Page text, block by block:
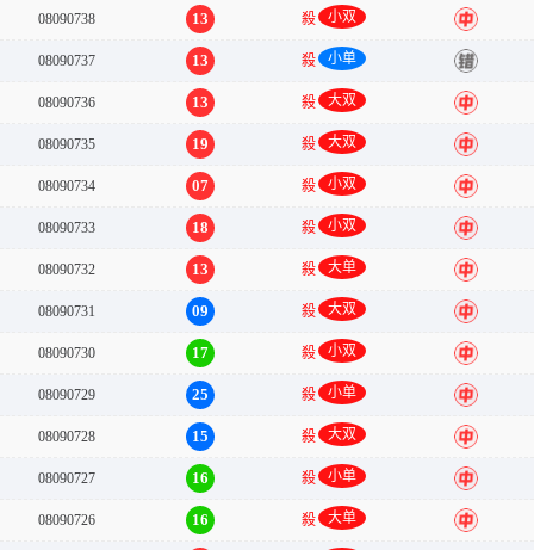
08090738 13 殺 小双 中
08090737 13 殺 小单 错
08090736 13 殺 大双 中
08090735 19 殺 大双 中
08090734 07 殺 小双 中
08090733 18 殺 小双 中
08090732 13 殺 大单 中
08090731 09 殺 大双 中
08090730 17 殺 小双 中
08090729 25 殺 小单 中
08090728 15 殺 大双 中
08090727 16 殺 小单 中
08090726 16 殺 大单 中